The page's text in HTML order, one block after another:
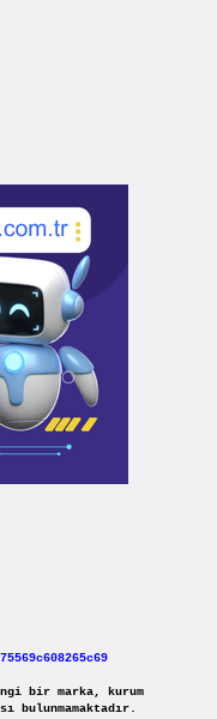
bir marka, kurum